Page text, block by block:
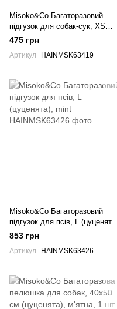
Misoko&Co Багаторазовий
підгузок для собак-сук, XS
(цуценята), coral
475 грн
Артикул HAINMSK63419
Misoko&Co Багаторазовий
підгузок для псів, L (цуценята),
mint
853 грн
Артикул HAINMSK63426